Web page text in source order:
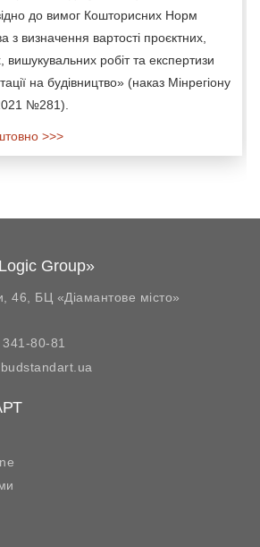
до вимог Кошторисних Норм
з визначення вартості проєктних,
вишукувальних робіт та експертизи
на будівництво» (наказ Мінрегіону
№281).
>>>
Group»
46, БЦ «Діамантове місто»
80-81